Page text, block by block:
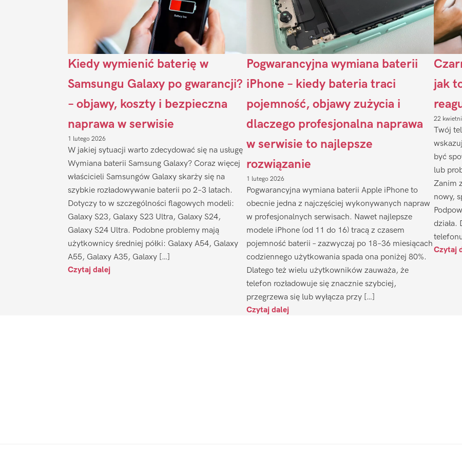
Kiedy wymienić baterię w
Samsungu Galaxy po gwarancji?
– objawy, koszty i bezpieczna
naprawa w serwisie
1 lutego 2026
W jakiej sytuacji warto zdecydować się na usługę
Wymiana baterii Samsung Galaxy? Coraz więcej
właścicieli Samsungów Galaxy skarży się na
szybkie rozładowywanie baterii po 2–3 latach.
Dotyczy to w szczególności flagowych modeli:
Galaxy S23, Galaxy S23 Ultra, Galaxy S24,
Galaxy S24 Ultra. Podobne problemy mają
użytkownicy średniej półki: Galaxy A54, Galaxy
A55, Galaxy A35, Galaxy […]
Czytaj dalej
Pogwarancyjna wymiana baterii
iPhone – kiedy bateria traci
pojemność, objawy zużycia i
dlaczego profesjonalna naprawa
w serwisie to najlepsze
rozwiązanie
1 lutego 2026
Pogwarancyjna wymiana baterii Apple iPhone to
obecnie jedna z najczęściej wykonywanych napraw
w profesjonalnych serwisach. Nawet najlepsze
modele iPhone (od 11 do 16) tracą z czasem
pojemność baterii – zazwyczaj po 18–36 miesiącach
codziennego użytkowania spada ona poniżej 80%.
Dlatego też wielu użytkowników zauważa, że
telefon rozładowuje się znacznie szybciej,
przegrzewa się lub wyłącza przy […]
Czytaj dalej
jak
22
Twój
być
lub
Zanim
nowy,
działa.
Czytaj